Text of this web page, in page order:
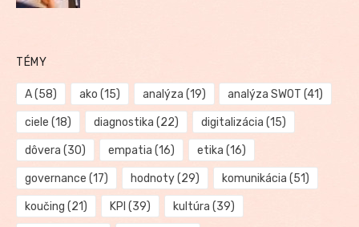
TÉMY
A(58) ako (15) analýza (19) analýza SWOT (41)
ciele (18) diagnostika (22) digitalizácia (15)
dôvera (30) empatia (16) etika (16)
governance (17) hodnoty(29) komunikácia (51)
koučing (21) KPI (39) kultúra (39)